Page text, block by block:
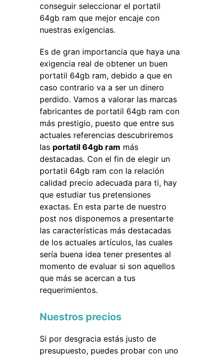
conseguir seleccionar el portatil
64gb ram que mejor encaje con
nuestras exigencias.
Es de gran importancia que haya una
exigencia real de obtener un buen
portatil 64gb ram, debido a que en
caso contrario va a ser un dinero
perdido. Vamos a valorar las marcas
fabricantes de portatil 64gb ram con
más prestigio, puesto que entre sus
actuales referencias descubriremos
las portatil 64gb ram más
destacadas. Con el fin de elegir un
portatil 64gb ram con la relación
calidad precio adecuada para ti, hay
que estudiar tus pretensiones
exactas. En esta parte de nuestro
post nos disponemos a presentarte
las características más destacadas
de los actuales artículos, las cuales
sería buena idea tener presentes al
momento de evaluar si son aquellos
que más se acercan a tus
requerimientos.
Nuestros precios
Si por desgracia estás justo de
presupuesto, puedes probar con uno